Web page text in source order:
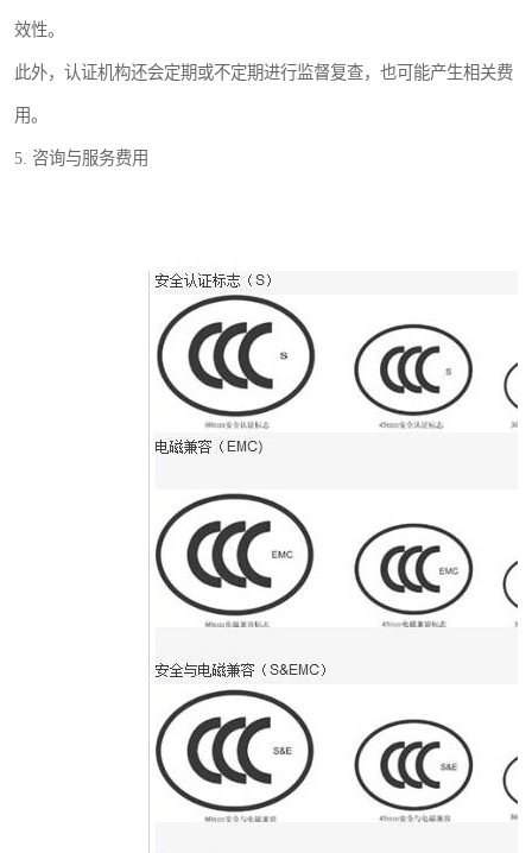
效性。
此外，认证机构还会定期或不定期进行监督复查，也可能产生相关费
用。
5. 咨询与服务费用